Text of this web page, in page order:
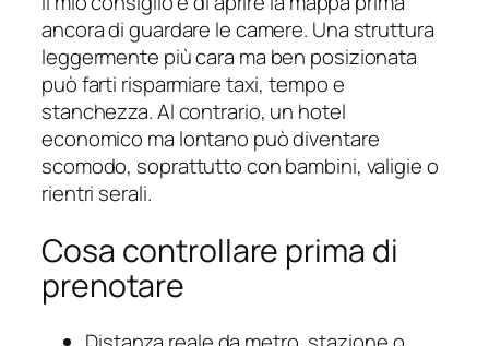
ancora di guardare le camere. Una struttura
leggermente più cara ma ben posizionata
può farti risparmiare taxi, tempo e
stanchezza. Al contrario, un hotel
economico ma lontano può diventare
scomodo, soprattutto con bambini, valigie o
rientri serali.
Cosa controllare prima di
prenotare